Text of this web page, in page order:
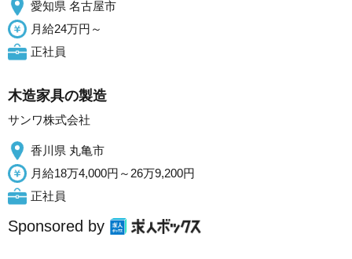
愛知県 名古屋市
月給24万円～
正社員
木造家具の製造
サンワ株式会社
香川県 丸亀市
月給18万4,000円～26万9,200円
正社員
Sponsored by